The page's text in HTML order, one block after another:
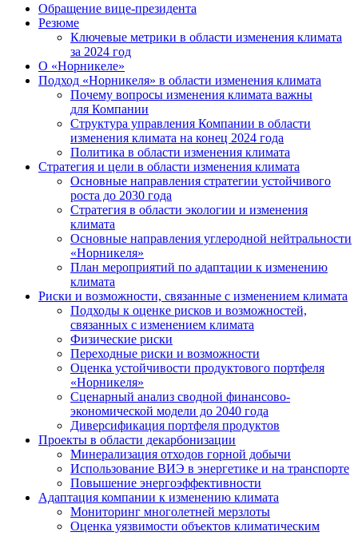
Обращение вице-президента
Резюме
Ключевые метрики в области изменения климата
за 2024 год
О «Норникеле»
Подход «Норникеля» в области изменения климата
Почему вопросы изменения климата важны
для Компании
Структура управления Компании в области
изменения климата на конец 2024 года
Политика в области изменения климата
Стратегия и цели в области изменения климата
Основные направления стратегии устойчивого
роста до 2030 года
Стратегия в области экологии и изменения
климата
Основные направления углеродной нейтральности
«Норникеля»
План мероприятий по адаптации к изменению
климата
Риски и возможности, связанные с изменением климата
Подходы к оценке рисков и возможностей,
связанных с изменением климата
Физические риски
Переходные риски и возможности
Оценка устойчивости продуктового портфеля
«Норникеля»
Сценарный анализ сводной финансово-
экономической модели до 2040 года
Диверсификация портфеля продуктов
Проекты в области декарбонизации
Минерализация отходов горной добычи
Использование ВИЭ в энергетике и на транспорте
Повышение энергоэффективности
Адаптация компании к изменению климата
Мониторинг многолетней мерзлоты
Оценка уязвимости объектов климатическим